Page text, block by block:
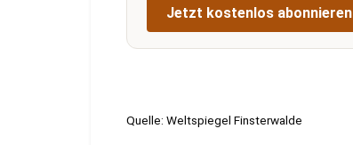
Jetzt kostenlos abonnieren
Quelle: Weltspiegel Finsterwalde